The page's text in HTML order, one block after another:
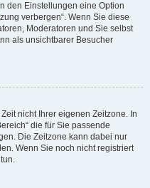
den Einstellungen eine Option
verbergen“. Wenn Sie diese
Moderatoren und Sie selbst
als unsichtbarer Besucher
nicht Ihrer eigenen Zeitzone. In
die für Sie passende
Die Zeitzone kann dabei nur
Wenn Sie noch nicht registriert